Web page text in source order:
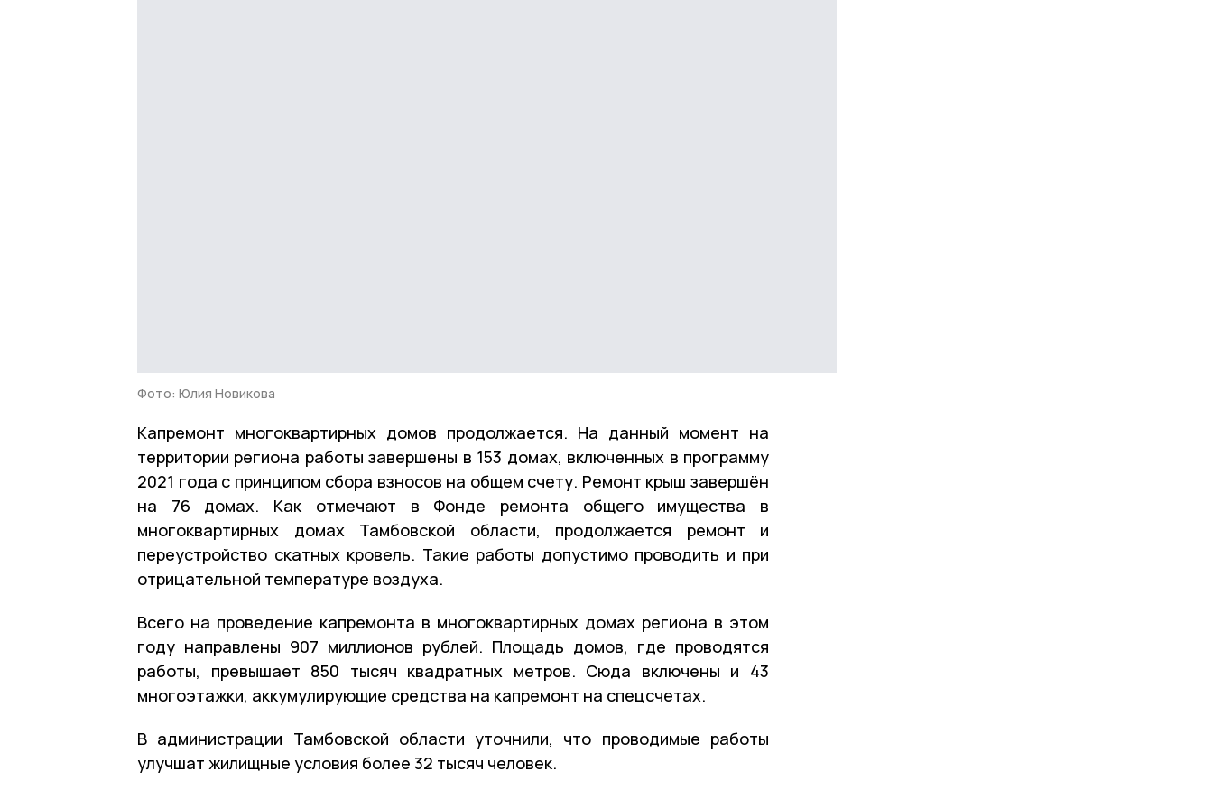
Фото: Юлия Новикова
Капремонт многоквартирных домов продолжается. На данный момент на
территории региона работы завершены в 153 домах, включенных в программу
2021 года с принципом сбора взносов на общем счету. Ремонт крыш завершён
на 76 домах. Как отмечают в Фонде ремонта общего имущества в
многоквартирных домах Тамбовской области, продолжается ремонт и
переустройство скатных кровель. Такие работы допустимо проводить и при
отрицательной температуре воздуха.
Всего на проведение капремонта в многоквартирных домах региона в этом
году направлены 907 миллионов рублей. Площадь домов, где проводятся
работы, превышает 850 тысяч квадратных метров. Сюда включены и 43
многоэтажки, аккумулирующие средства на капремонт на спецсчетах.
В администрации Тамбовской области уточнили, что проводимые работы
улучшат жилищные условия более 32 тысяч человек.